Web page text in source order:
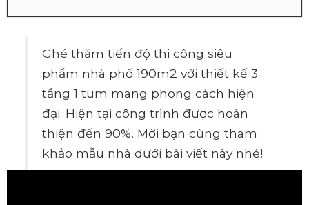
Ghé thăm tiến độ thi công siêu
phẩm nhà phố 190m2 với thiết kế 3
tầng 1 tum mang phong cách hiện
đại. Hiện tại công trình được hoàn
thiện đến 90%. Mời bạn cùng tham
khảo mẫu nhà dưới bài viết này nhé!